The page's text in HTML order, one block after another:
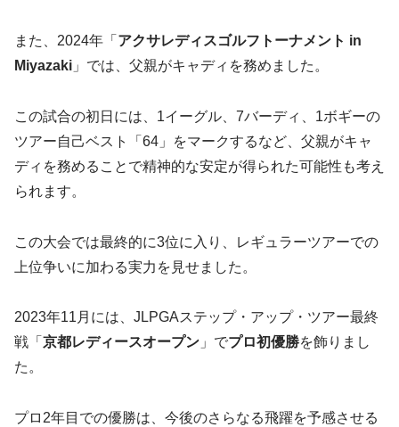
また、2024年「 アクサレディスゴルフトーナメント in
Miyazaki 」では、父親がキャディを務めました。
この試合の初日には、1イーグル、7バーディ、1ボギーの
ツアー自己ベスト「64」をマークするなど、父親がキャ
ディを務めることで精神的な安定が得られた可能性も考え
られます。
この大会では最終的に3位に入り、レギュラーツアーでの
上位争いに加わる実力を見せました。
2023年11月には、JLPGAステップ・アップ・ツアー最終
戦「 京都レディースオープン 」でプロ初優勝を飾りまし
た。
プロ2年目での優勝は、今後のさらなる飛躍を予感させる